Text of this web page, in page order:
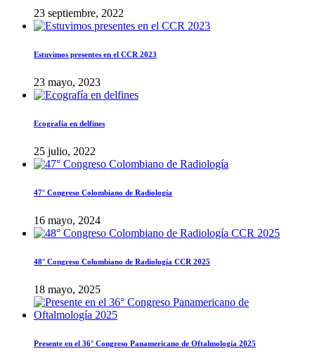
23 septiembre, 2022
Estuvimos presentes en el CCR 2023
23 mayo, 2023
Ecografía en delfines
25 julio, 2022
47° Congreso Colombiano de Radiología
16 mayo, 2024
48° Congreso Colombiano de Radiología CCR 2025
18 mayo, 2025
Presente en el 36° Congreso Panamericano de Oftalmología 2025